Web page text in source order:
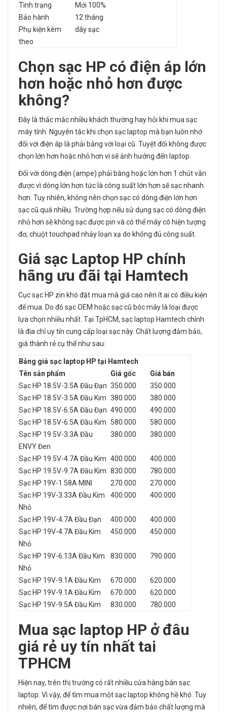
Tình trạng
Mới 100%
Bảo hành
12 tháng
Phụ kiện kèm
theo
dây sạc
Chọn sạc HP có điện áp lớn
hơn hoặc nhỏ hơn được
không?
Đây là thắc mắc nhiều khách thường hay hỏi khi mua sạc
máy tính. Nguyên tắc khi chọn sạc laptop mà bạn luôn nhớ
đối với điện áp là phải bằng với loại cũ. Tuyệt đối không được
chọn lớn hơn hoặc nhỏ hơn vì sẽ ảnh hưởng đến laptop.
Đối với dòng điện (ampe) phải bằng hoặc lớn hơn 1 chút vẫn
được vì dòng lớn hơn tức là công suất lớn hơn sẽ sạc nhanh
hơn. Tuy nhiên, không nên chọn sạc có dòng điện lớn hơn
sạc cũ quá nhiều. Trường hợp nếu sử dụng sạc có dòng điện
nhỏ hơn sẽ không sạc được pin và có thể máy có hiện tượng
đơ, chuột touchpad nhảy loạn xạ do không đủ công suất.
Giá sạc Laptop HP chính
hãng ưu đãi tại Hamtech
Cục sạc HP zin khó đặt mua mà giá cao nên ít ai có điều kiện
để mua. Do đó sạc OEM hoặc sạc cũ bóc máy là loại được
lựa chọn nhiều nhất. Tại TpHCM, sạc laptop Hamtech chính
là địa chỉ uy tín cung cấp loại sạc này. Chất lượng đảm bảo,
giá thành rẻ cụ thể như sau:
Bảng giá sạc laptop HP tại Hamtech
Tên sản phẩm
Giá gốc
Giá bán
Sạc HP 18.5V-3.5A Đầu Đạn 350.000
350.000
Sạc HP 18.5V-3.5A Đầu Kim 380.000
380.000
Sạc HP 18.5V-6.5A Đầu Đạn 490.000
490.000
Sạc HP 18.5V-6.5A Đầu Kim
580.000
580.000
Sạc HP 19.5V-3.3A Đầu
ENVY Đen
380.000 380.000
Sạc HP 19.5V-4.7A Đầu Kim 400.000
400.000
Sạc HP 19.5V-9.7A Đầu Kim 830.000
780.000
Sạc HP 19V-1.58A MINI
270.000
270.000
Sạc HP 19V-3.33A Đầu Kim
Nhỏ
400.000 400.000
Sạc HP 19V-4.7A Đầu Đạn 400.000
400.000
Sạc HP 19V-4.7A Đầu Kim
Nhỏ
450.000 450.000
Sạc HP 19V-6.13A Đầu Kim
Nhỏ
830.000 790.000
Sạc HP 19V-9.1A Đầu Kim 670.000
620.000
Sạc HP 19V-9.1A Đầu Kim
670.000
620.000
Sạc HP 19V-9.5A Đầu Kim
830.000 780.000
Mua sạc laptop HP ở đâu
giá rẻ uy tín nhất tai
TPHCM
Hiện nay, trên thị trường có rất nhiều cửa hàng bán sạc
laptop. Vì vậy, để tìm mua một sạc laptop không hề khó. Tuy
nhiên, để tìm được nơi bán sạc vừa đảm bảo chất lượng mà